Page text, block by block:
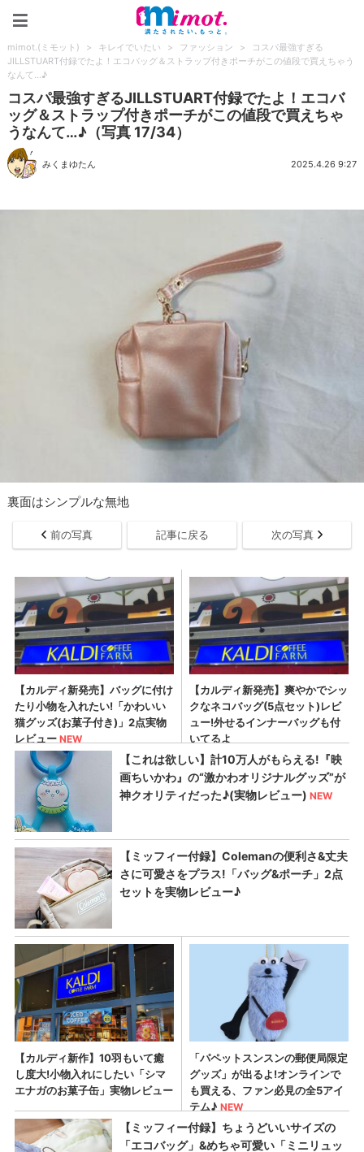
mimot.(ミモット) > キレイでいたい > ファッション >
コスパ最強すぎる
JILLSTUART付録でたよ！エコバッグ＆ストラップ付きポーチがこの値段で買えちゃう
なんて…♪
コスパ最強すぎるJILLSTUART付録でたよ！エコバ
ッグ＆ストラップ付きポーチがこの値段で買えちゃ
うなんて…♪（写真 17/34）
みくまゆたん 2025.4.26 9:27
裏面はシンプルな無地
前の写真 記事に戻る 次の写真